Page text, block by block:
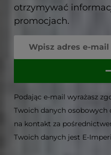
otrzymywać
promocjach.
Podając e-mail wyrażasz
Twoich danych
na kontakt za
Twoich danych jest E-